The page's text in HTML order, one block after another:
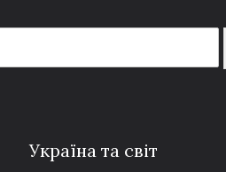
Україна та світ